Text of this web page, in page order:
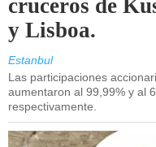
cruceros de
y Lisboa.
Estanbul
Las participaciones
aumentaron al 99,99% y al
respectivamente.